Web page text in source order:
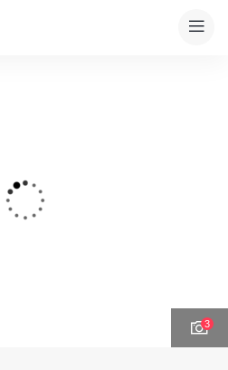
3